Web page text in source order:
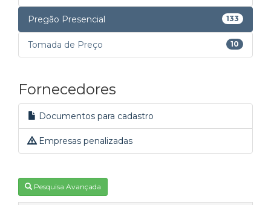
Pregão Presencial 133
Tomada de Preço 10
Fornecedores
Documentos para cadastro
Empresas penalizadas
Pesquisa Avançada